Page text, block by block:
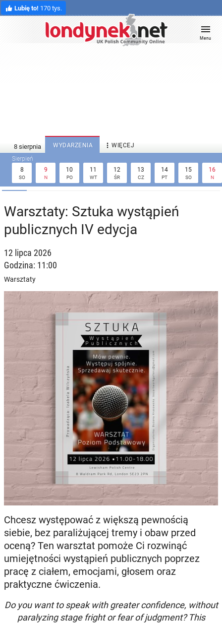
Lubię to! 170 tys.
Menu
WYDARZENIA  WIĘCEJ
8
SO
9
N
10
PO
11
WT
12
ŚR
13
CZ
14
PT
15
SO
16
N
Warsztaty: Sztuka wystąpień
publicznych IV edycja
12 lipca 2026
Godzina: 11:00
Warsztaty
Chcesz występować z większą pewnością
siebie, bez paraliżującej tremy i obaw przed
oceną? Ten warsztat pomoże Ci rozwinąć
umiejętności wystąpień publicznych poprzez
pracę z ciałem, emocjami, głosem oraz
praktyczne ćwiczenia.
Do you want to speak with greater confidence, without
paralyzing stage fright or fear of judgment? This